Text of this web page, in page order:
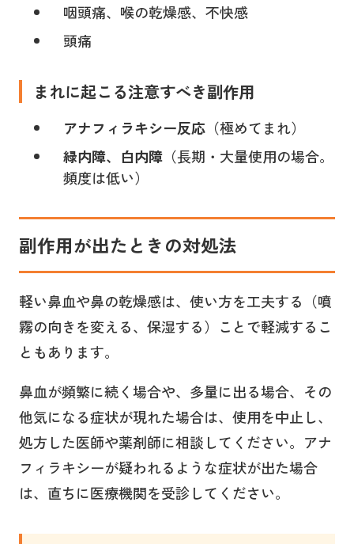
咽頭痛、喉の乾燥感、不快感
頭痛
まれに起こる注意すべき副作用
アナフィラキシー反応（極めてまれ）
緑内障、白内障（長期・大量使用の場合。
頻度は低い）
副作用が出たときの対処法
軽い鼻血や鼻の乾燥感は、使い方を工夫する（噴
霧の向きを変える、保湿する）ことで軽減するこ
ともあります。
鼻血が頻繁に続く場合や、多量に出る場合、その
他気になる症状が現れた場合は、使用を中止し、
処方した医師や薬剤師に相談してください。アナ
フィラキシーが疑われるような症状が出た場合
は、直ちに医療機関を受診してください。